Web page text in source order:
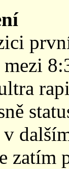
zatím